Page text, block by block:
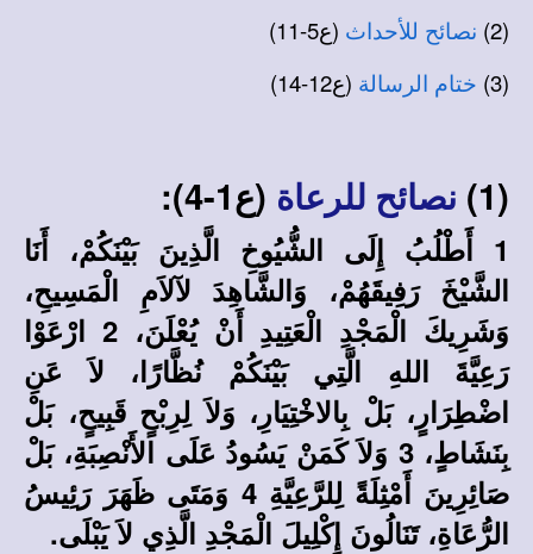
(2)
نصائح للأحداث (ع5-11)
(3)
ختام الرسالة (ع12-14)
(1) نصائح للرعاة (ع1-4):
1 أَطْلُبُ إِلَى الشُّيُوخِ الَّذِينَ بَيْنَكُمْ، أَنَا
الشَّيْخَ رَفِيقَهُمْ، وَالشَّاهِدَ لآلاَمِ الْمَسِيحِ،
وَشَرِيكَ الْمَجْدِ الْعَتِيدِ أَنْ يُعْلَنَ، 2 ارْعَوْا
رَعِيَّةَ اللهِ الَّتِي بَيْنَكُمْ نُظَّارًا، لاَ عَنِ
اضْطِرَارٍ، بَلْ بِالاخْتِيَارِ، وَلاَ لِرِبْحٍ قَبِيحٍ، بَلْ
بِنَشَاطٍ، 3 وَلاَ كَمَنْ يَسُودُ عَلَى الأَنْصِبَةِ، بَلْ
صَائِرِينَ أَمْثِلَةً لِلرَّعِيَّةِ 4 وَمَتَى ظَهَرَ رَئِيسُ
الرُّعَاةِ، تَنَالُونَ إِكْلِيلَ الْمَجْدِ الَّذِي لاَ يَبْلَى.